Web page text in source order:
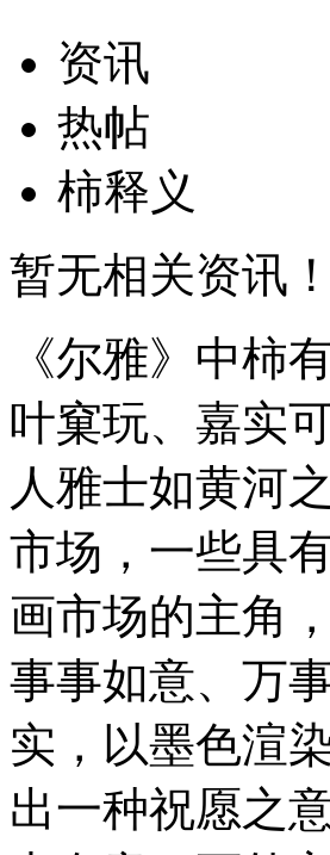
资讯
热帖
柿释义
暂无相关资讯！
《尔雅》中柿
叶窠玩、嘉实
人雅士如黄河
市场，一些具
画市场的主角
事事如意、万
实，以墨色渲
出一种祝愿之